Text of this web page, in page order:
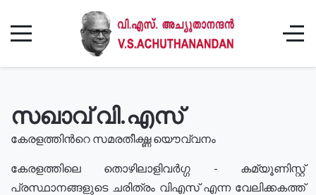
സഖാവ് വി.എസ്
കേരളത്തിൻറെ സമരതീക്ഷ്ണ യൌവ്വനം
കേരളത്തിലെ തൊഴിലാളിവർഗ്ഗ - കമ്യൂണിസ്റ്റ്
പ്രസ്ഥാനങ്ങളുടെ ചരിത്രം വിഎസ് എന്ന വേലിക്കകത്ത്